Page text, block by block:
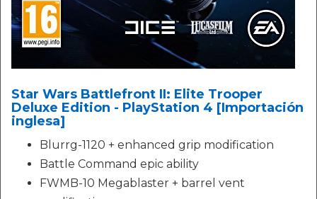
Star Wars Battlefront II: Elite Trooper
Deluxe Edition - PlayStation 4 [Importación
inglesa]
Blurrg-1120 + enhanced grip modification
Battle Command epic ability
FWMB-10 Megablaster + barrel vent